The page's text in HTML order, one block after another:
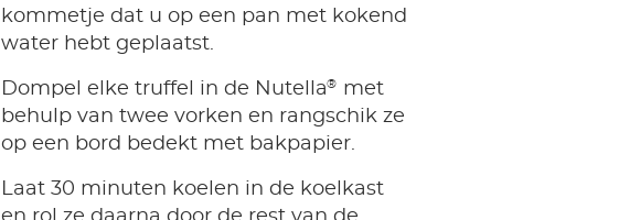
kommetje dat u op een pan met kokend
water hebt geplaatst.
Dompel elke truffel in de Nutella®
met
behulp van twee vorken en rangschik ze
op een bord bedekt met bakpapier.
Laat 30 minuten koelen in de koelkast